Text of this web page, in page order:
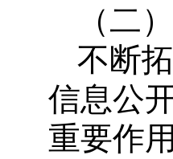
（二
不断
信息公
重要作